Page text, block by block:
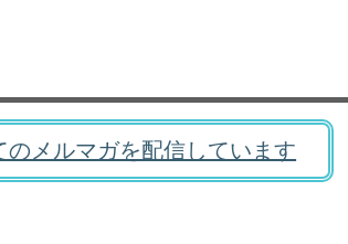
メルマガを配信しています